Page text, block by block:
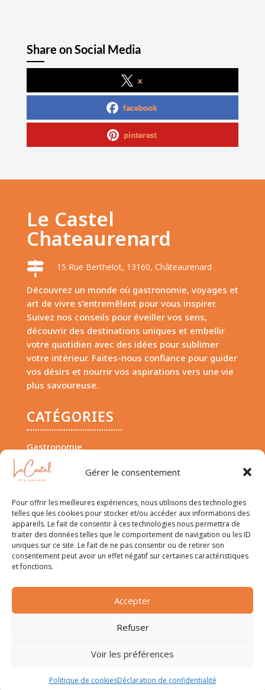
Gérer le consentement
Pour offrir les meilleures expériences, nous utilisons des technologies
telles que les cookies pour stocker et/ou accéder aux informations des
appareils. Le fait de consentir à ces technologies nous permettra de
traiter des données telles que le comportement de navigation ou les ID
uniques sur ce site. Le fait de ne pas consentir ou de retirer son
consentement peut avoir un effet négatif sur certaines caractéristiques
et fonctions.
Accepter
Refuser
Voir les préférences
Politique de cookiesDéclaration de confidentialité
Share on Social Media
x
facebook
pinterest
Le Castel
Chateaurenard
 15 Rue Berthelot, 13160, Châteaurenard
Découvrez un monde où gastronomie, voyages et
art de vivre s’entremêlent pour vous inspirer.
Suivez nos conseils pour éveiller vos sens,
découvrir des destinations uniques et embellir
votre quotidien avec des idées pour sublimer
votre intérieur. Faites-nous confiance pour guider
vos désirs et nourrir vos aspirations vers une vie
plus savoureuse.
CATÉGORIES
Gastronomie
Maison et Jardin
A PROPOS
Contact
Mentions Légales
Politique de confidentialité
Conditions d’utilisation
© 2026 –lecastel-chateaurenard.fr